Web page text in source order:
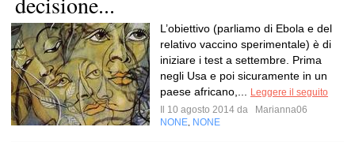
L’obiettivo (parliamo di Ebola e del
relativo vaccino sperimentale) è di
iniziare i test a settembre. Prima
negli Usa e poi sicuramente in un
paese africano,...
Leggere il seguito
Il 10 agosto 2014 da
Marianna06
NONE NONE